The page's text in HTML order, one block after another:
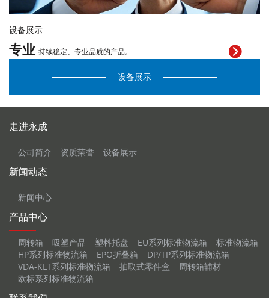
设备展示
专业 持续稳定、专业品质的产品。
设备展示
走进永成
公司简介 资质荣誉 设备展示
新闻动态
新闻中心
产品中心
周转箱 吸塑产品 塑料托盘 EU系列标准物流箱
标准物流箱
HP系列标准物流箱
EPO折叠箱
DP/TP系列标准物流箱
VDA-KLT系列标准物流箱
抽取式零件盒
周转箱辅材
欧标系列标准物流箱